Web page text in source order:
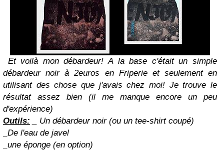
Et voilà mon débardeur! A la base c'était un simple
débardeur noir à 2euros en Friperie et seulement en
utilisant des chose que j'avais chez moi! Je trouve le
résultat assez bien (il me manque encore un peu
d'expérience)
Outils: _ Un débardeur noir (ou un tee-shirt coupé)
_De l'eau de javel
_une éponge (en option)